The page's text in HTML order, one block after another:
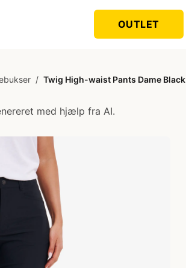
OUTLET
/ Twig High-waist Pants Dame Black
med hjælp fra AI.